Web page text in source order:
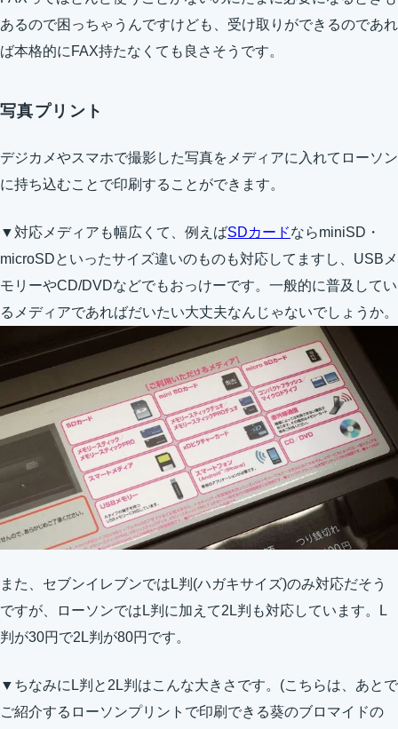
あるので困っちゃうんですけども、受け取りができるのであれ
ば本格的にFAX持たなくても良さそうです。
写真プリント
デジカメやスマホで撮影した写真をメディアに入れてローソン
に持ち込むことで印刷することができます。
▼対応メディアも幅広くて、例えばSDカードならminiSD・
microSDといったサイズ違いのものも対応してますし、USBメ
モリーやCD/DVDなどでもおっけーです。一般的に普及してい
るメディアであればだいたい大丈夫なんじゃないでしょうか。
また、セブンイレブンではL判(ハガキサイズ)のみ対応だそう
ですが、ローソンではL判に加えて2L判も対応しています。L
判が30円で2L判が80円です。
▼ちなみにL判と2L判はこんな大きさです。(こちらは、あとで
ご紹介するローソンプリントで印刷できる葵のブロマイドの